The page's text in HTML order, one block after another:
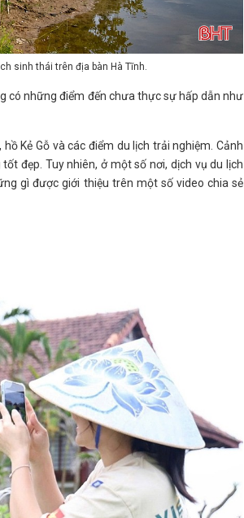
sinh thái trên địa bàn Hà Tĩnh.
có những điểm đến chưa thực sự hấp dẫn như
Kẻ Gỗ và các điểm du lịch trải nghiệm. Cảnh
đẹp. Tuy nhiên, ở một số nơi, dịch vụ du lịch
gì được giới thiệu trên một số video chia sẻ